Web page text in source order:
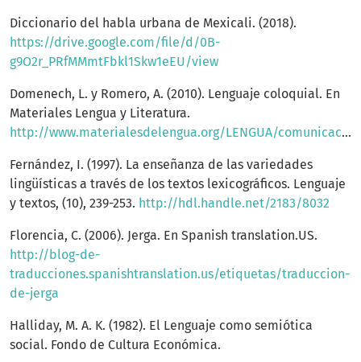
Diccionario del habla urbana de Mexicali. (2018).
https://drive.google.com/file/d/0B-
g9O2r_PRfMMmtFbkl1Skw1eEU/view
Domenech, L. y Romero, A. (2010). Lenguaje coloquial. En
Materiales Lengua y Literatura.
http://www.materialesdelengua.org/LENGUA/comunicacion/variedades_lengua/lenguacoloquial.htm
Fernández, I. (1997). La enseñanza de las variedades
lingüísticas a través de los textos lexicográficos. Lenguaje
y textos, (10), 239-253. http://hdl.handle.net/2183/8032
Florencia, C. (2006). Jerga. En Spanish translation.US.
http://blog-de-
traducciones.spanishtranslation.us/etiquetas/traduccion-
de-jerga
Halliday, M. A. K. (1982). El Lenguaje como semiótica
social. Fondo de Cultura Económica.